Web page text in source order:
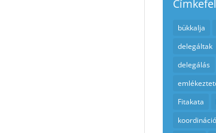
bükkalja
delegáltak
delegálás
Fitakata